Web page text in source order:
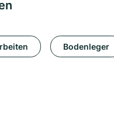
Bodenleger